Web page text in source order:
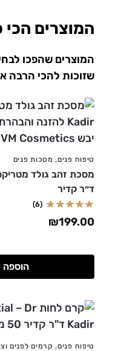
המוצרים הכי
שזוכות להכי הרבה
טיפוח פנים, מסכות פנים
ד״ר קדיר
(6)
₪199.00
הוספה
טיפוח פנים, קרמים לפנים